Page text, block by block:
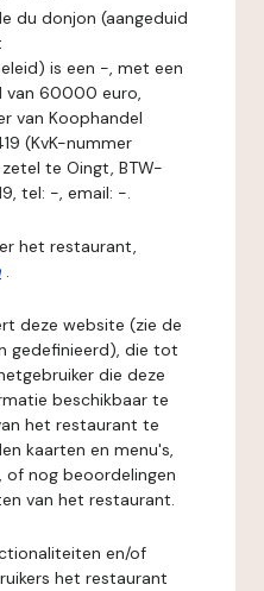
du donjon (aangeduid
is een -, met een
van 60000 euro,
van Koophandel
(KvK-nummer
te Oingt, BTW-
tel: -, email: -.
het restaurant,
.
deze website (zie de
gedefinieerd), die tot
die deze
beschikbaar te
het restaurant te
kaarten en menu's,
of nog beoordelingen
van het restaurant.
en/of
het restaurant